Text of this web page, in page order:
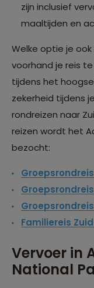
zijn inclusief
maaltijden en
Welke optie je
voorhand je reis
tijdens het
zekerheid tijdens
rondreizen naar
reizen wordt het
bezocht:
Familiereis
Vervoer in
National